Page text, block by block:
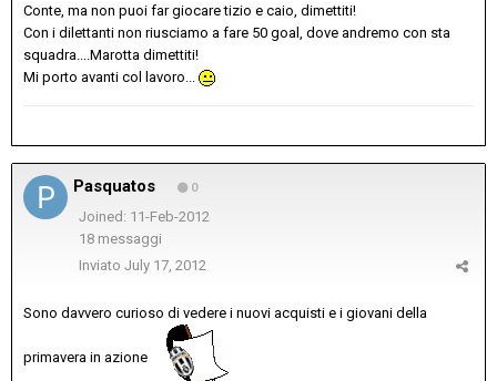
Conte, ma non puoi far giocare tizio e caio, dimettiti!
Con i dilettanti non riusciamo a fare 50 goal, dove andremo con sta
squadra....Marotta dimettiti!
Mi porto avanti col lavoro...
Pasquatos 0
Joined: 11-Feb-2012
18 messaggi
Inviato July 17, 2012
Sono davvero curioso di vedere i nuovi acquisti e i giovani della
primavera in azione